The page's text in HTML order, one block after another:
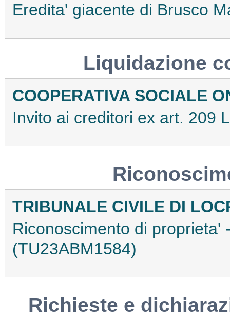
Eredita' giacente di Brusco
Liquidazione
COOPERATIVA SOCIALE
Invito ai creditori ex art. 209
TRIBUNALE CIVILE DI
Riconoscimento di proprieta'
(TU23ABM1584)
Richieste e